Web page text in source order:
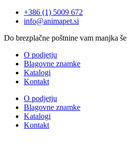
+386 (1) 5009 672
info@animapet.si
Do brezplačne poštnine vam manjka še
O podjetju
Blagovne znamke
Katalogi
Kontakt
O podjetju
Blagovne znamke
Katalogi
Kontakt